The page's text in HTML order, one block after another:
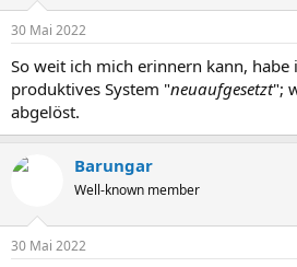
30 Mai 2022
So weit ich mich erinnern kann, habe
produktives System "neuaufgesetzt";
abgelöst.
Barungar
Well-known member
30 Mai 2022